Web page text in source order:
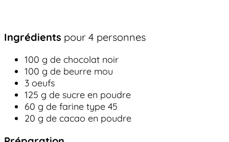
Ingrédients pour 4 personnes
100 g de chocolat noir
100 g de beurre mou
3 oeufs
125 g de sucre en poudre
60 g de farine type 45
20 g de cacao en poudre